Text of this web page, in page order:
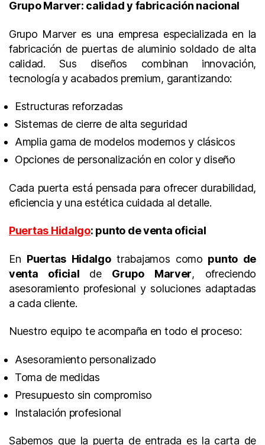
Grupo Marver: calidad y fabricación nacional
Grupo Marver es una empresa especializada en la
fabricación de puertas de aluminio soldado de alta
calidad. Sus diseños combinan innovación,
tecnología y acabados premium, garantizando:
Estructuras reforzadas
Sistemas de cierre de alta seguridad
Amplia gama de modelos modernos y clásicos
Opciones de personalización en color y diseño
Cada puerta está pensada para ofrecer durabilidad,
eficiencia y una estética cuidada al detalle.
Puertas Hidalgo: punto de venta oficial
En Puertas Hidalgotrabajamos como punto de
venta oficial de Grupo Marver, ofreciendo
asesoramiento profesional y soluciones adaptadas
a cada cliente.
Nuestro equipo te acompaña en todo el proceso:
Asesoramiento personalizado
Toma de medidas
Presupuesto sin compromiso
Instalación profesional
Sabemos que la puerta de entrada es la carta de